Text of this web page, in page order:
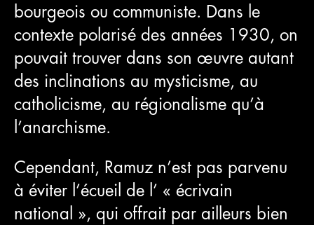
bourgeois ou communiste. Dans le
contexte polarisé des années 1930, on
pouvait trouver dans son œuvre autant
des inclinations au mysticisme, au
catholicisme, au régionalisme qu’à
l’anarchisme.
Cependant, Ramuz n’est pas parvenu
à éviter l’écueil de l’ « écrivain
national », qui offrait par ailleurs bien